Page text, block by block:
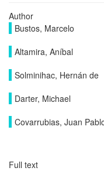
Author
Bustos, Marcelo
Altamira, Aníbal
Solminihac, Hernán de
Darter, Michael
Covarrubias, Juan
Full text